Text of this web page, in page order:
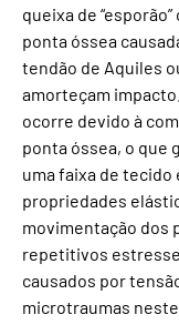
queixa de
ponta óssea
tendão de Aquiles
amorteçam
ocorre devido à
ponta óssea, o que
uma faixa de tecido
propriedades
movimentação dos
repetitivos
causados por
microtraumas